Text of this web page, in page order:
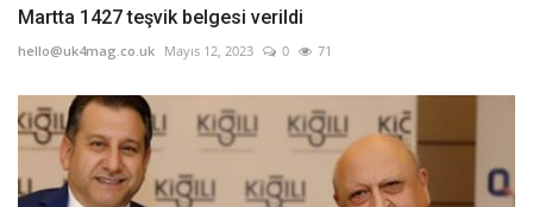
Martta 1427 teşvik belgesi verildi
hello@uk4mag.co.uk Mayıs 12, 2023 0 71